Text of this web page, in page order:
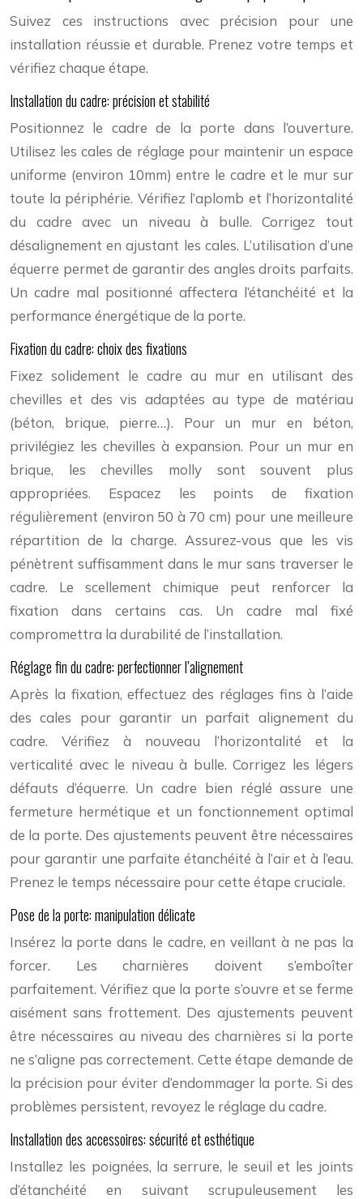
Suivez ces instructions avec précision pour une
installation réussie et durable. Prenez votre temps et
vérifiez chaque étape.
Installation du cadre: précision et stabilité
Positionnez le cadre de la porte dans l’ouverture.
Utilisez les cales de réglage pour maintenir un espace
uniforme (environ 10mm) entre le cadre et le mur sur
toute la périphérie. Vérifiez l’aplomb et l’horizontalité
du cadre avec un niveau à bulle. Corrigez tout
désalignement en ajustant les cales. L’utilisation d’une
équerre permet de garantir des angles droits parfaits.
Un cadre mal positionné affectera l’étanchéité et la
performance énergétique de la porte.
Fixation du cadre: choix des fixations
Fixez solidement le cadre au mur en utilisant des
chevilles et des vis adaptées au type de matériau
(béton, brique, pierre…). Pour un mur en béton,
privilégiez les chevilles à expansion. Pour un mur en
brique, les chevilles molly sont souvent plus
appropriées. Espacez les points de fixation
régulièrement (environ 50 à 70 cm) pour une meilleure
répartition de la charge. Assurez-vous que les vis
pénètrent suffisamment dans le mur sans traverser le
cadre. Le scellement chimique peut renforcer la
fixation dans certains cas. Un cadre mal fixé
compromettra la durabilité de l’installation.
Réglage fin du cadre: perfectionner l’alignement
Après la fixation, effectuez des réglages fins à l’aide
des cales pour garantir un parfait alignement du
cadre. Vérifiez à nouveau l’horizontalité et la
verticalité avec le niveau à bulle. Corrigez les légers
défauts d’équerre. Un cadre bien réglé assure une
fermeture hermétique et un fonctionnement optimal
de la porte. Des ajustements peuvent être nécessaires
pour garantir une parfaite étanchéité à l’air et à l’eau.
Prenez le temps nécessaire pour cette étape cruciale.
Pose de la porte: manipulation délicate
Insérez la porte dans le cadre, en veillant à ne pas la
forcer. Les charnières doivent s’emboîter
parfaitement. Vérifiez que la porte s’ouvre et se ferme
aisément sans frottement. Des ajustements peuvent
être nécessaires au niveau des charnières si la porte
ne s’aligne pas correctement. Cette étape demande de
la précision pour éviter d’endommager la porte. Si des
problèmes persistent, revoyez le réglage du cadre.
Installation des accessoires: sécurité et esthétique
Installez les poignées, la serrure, le seuil et les joints
d’étanchéité en suivant scrupuleusement les